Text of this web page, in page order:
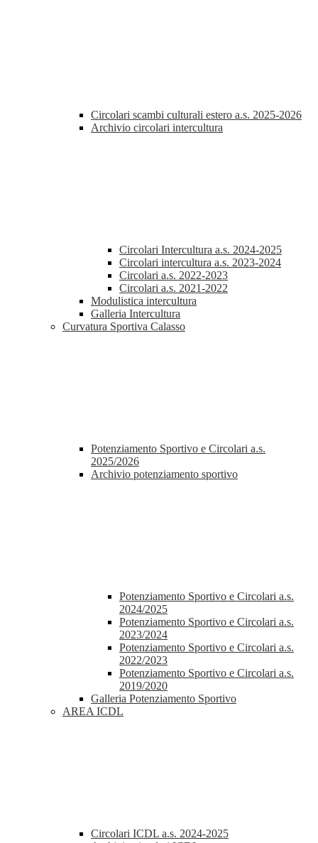
Circolari scambi culturali estero a.s. 2025-2026
Archivio circolari intercultura
Circolari Intercultura a.s. 2024-2025
Circolari intercultura a.s. 2023-2024
Circolari a.s. 2022-2023
Circolari a.s. 2021-2022
Modulistica intercultura
Galleria Intercultura
Curvatura Sportiva Calasso
Potenziamento Sportivo e Circolari a.s.
2025/2026
Archivio potenziamento sportivo
Potenziamento Sportivo e Circolari a.s.
2024/2025
Potenziamento Sportivo e Circolari a.s.
2023/2024
Potenziamento Sportivo e Circolari a.s.
2022/2023
Potenziamento Sportivo e Circolari a.s.
2019/2020
Galleria Potenziamento Sportivo
AREA ICDL
Circolari ICDL a.s. 2024-2025